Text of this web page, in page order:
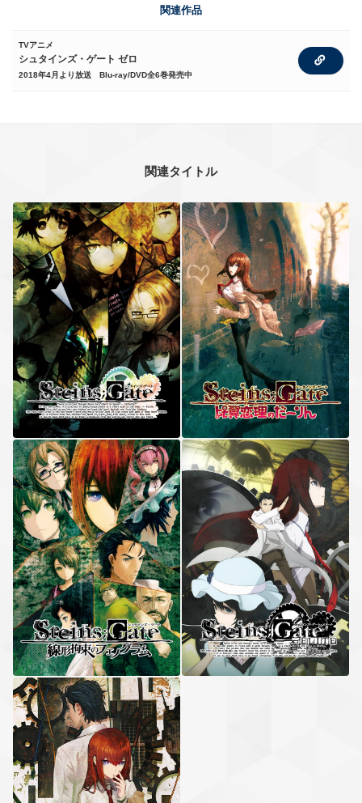
関連作品
TVアニメ
シュタインズ・ゲート ゼロ
2018年4月より放送 Blu-ray/DVD全6巻発売中
関連タイトル
STEINS;GATE STEINS;GATE 比翼恋理のだーりん
STEINS;GATE 線形拘束のフェノグラム STEINS;GATE ELITE
STEINS;GATE RE:BOOT